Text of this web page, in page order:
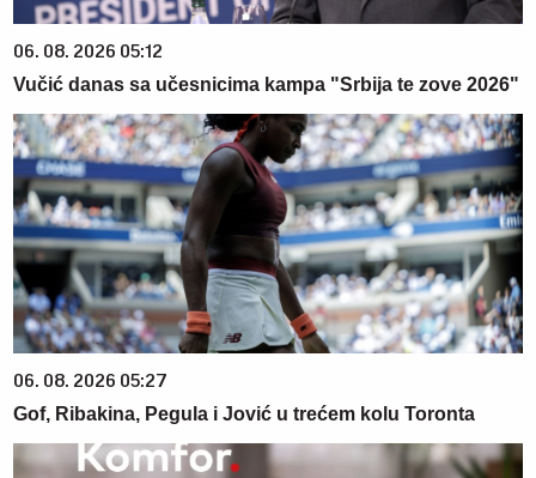
06. 08. 2026 05:12
Vučić danas sa učesnicima kampa "Srbija te zove 2026"
06. 08. 2026 05:27
Gof, Ribakina, Pegula i Jović u trećem kolu Toronta